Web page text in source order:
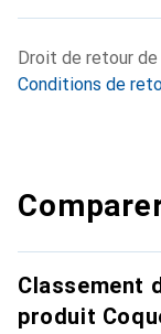
Droit de retour de
Conditions de
Classement
produit